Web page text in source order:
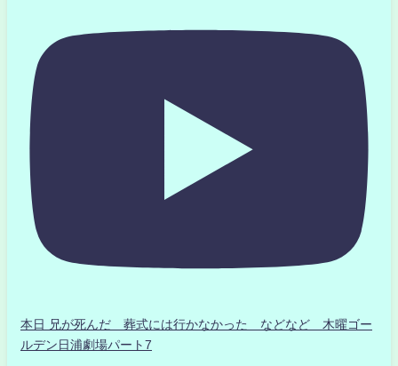
本日 兄が死んだ 葬式には行かなかった などなど 木曜ゴー
ルデン日浦劇場パート7